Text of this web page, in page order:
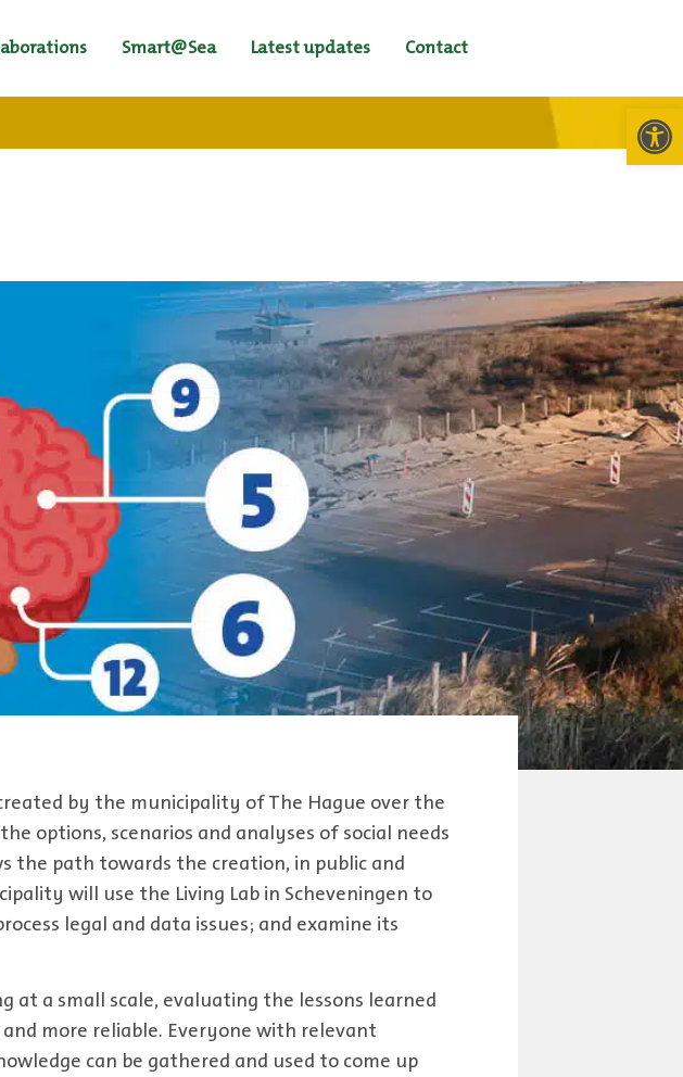
Smart@Sea Latest updates Contact
by the municipality of The Hague over the
options, scenarios and analyses of social needs
the path towards the creation, in public and
will use the Living Lab in Scheveningen to
legal and data issues; and examine its
at a small scale, evaluating the lessons learned
more reliable. Everyone with relevant
can be gathered and used to come up